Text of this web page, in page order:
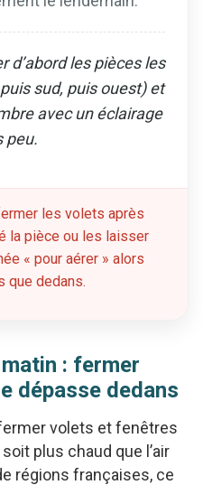
d’abord les pièces les
sud, puis ouest) et
avec un éclairage
peu.
les volets après
la pièce ou les laisser
« pour aérer » alors
que dedans.
: fermer
dépasse dedans
volets et fenêtres
plus chaud que l’air
régions françaises, ce